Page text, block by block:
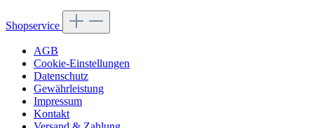
Shopservice
AGB
Cookie-Einstellungen
Datenschutz
Gewährleistung
Impressum
Kontakt